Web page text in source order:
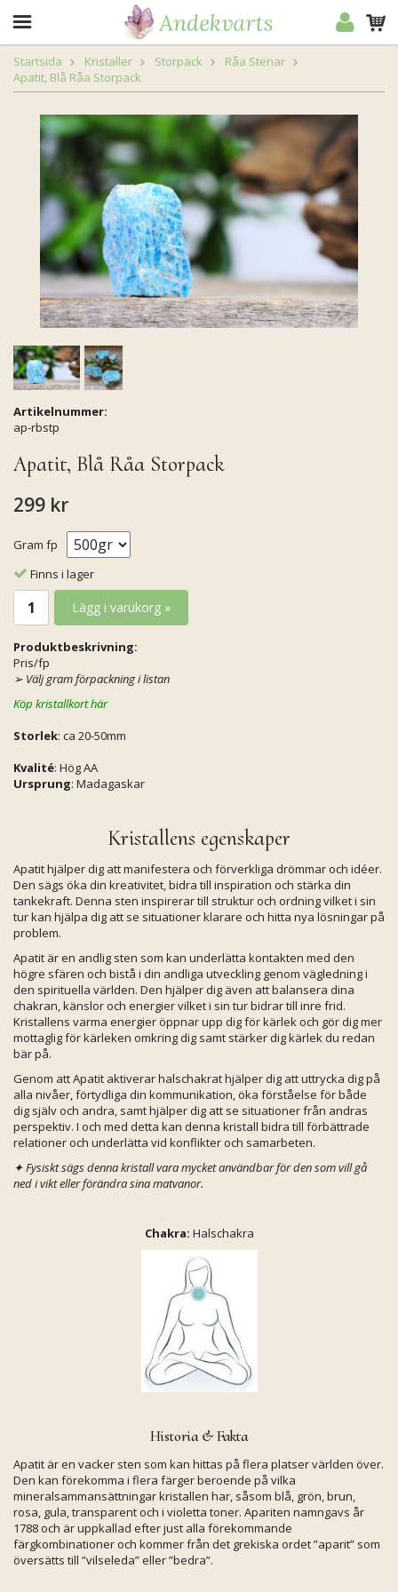
Startsida Kristaller Storpack
Råa Stenar
Apatit, Blå Råa Storpack
Artikelnummer:
ap-rbstp
Apatit, Blå Råa Storpack
299 kr
Gram fp
Finns i lager
Lägg i varukorg »
Produktbeskrivning:
Pris/fp
➢ Välj gram förpackning i listan
Köp kristallkort här
Storlek: ca 20-50mm
Kvalité: Hög AA
Ursprung: Madagaskar
Kristallens egenskaper
Apatit hjälper dig att manifestera och förverkliga drömmar och idéer.
Den sägs öka din kreativitet, bidra till inspiration och stärka din
tankekraft. Denna sten inspirerar till struktur och ordning vilket i sin
tur kan hjälpa dig att se situationer klarare och hitta nya lösningar på
problem.
Apatit är en andlig sten som kan underlätta kontakten med den
högre sfären och bistå i din andliga utveckling genom vägledning i
den spirituella världen. Den hjälper dig även att balansera dina
chakran, känslor och energier vilket i sin tur bidrar till inre frid.
Kristallens varma energier öppnar upp dig för kärlek och gör dig mer
mottaglig för kärleken omkring dig samt stärker dig kärlek du redan
bär på.
Genom att Apatit aktiverar halschakrat hjälper dig att uttrycka dig på
alla nivåer, förtydliga din kommunikation, öka förståelse för både
dig själv och andra, samt hjälper dig att se situationer från andras
perspektiv. I och med detta kan denna kristall bidra till förbättrade
relationer och underlätta vid konflikter och samarbeten.
✦Fysiskt sägs denna kristall vara mycket användbar för den som vill gå
ned i vikt eller förändra sina matvanor.
Chakra: Halschakra
Historia & Fakta
Apatit är en vacker sten som kan hittas på flera platser världen över.
Den kan förekomma i flera färger beroende på vilka
mineralsammansättningar kristallen har, såsom blå, grön, brun,
rosa, gula, transparent och i violetta toner. Apariten namngavs år
1788 och är uppkallad efter just alla förekommande
färgkombinationer och kommer från det grekiska ordet ”aparit” som
översätts till ”vilseleda” eller ”bedra”.